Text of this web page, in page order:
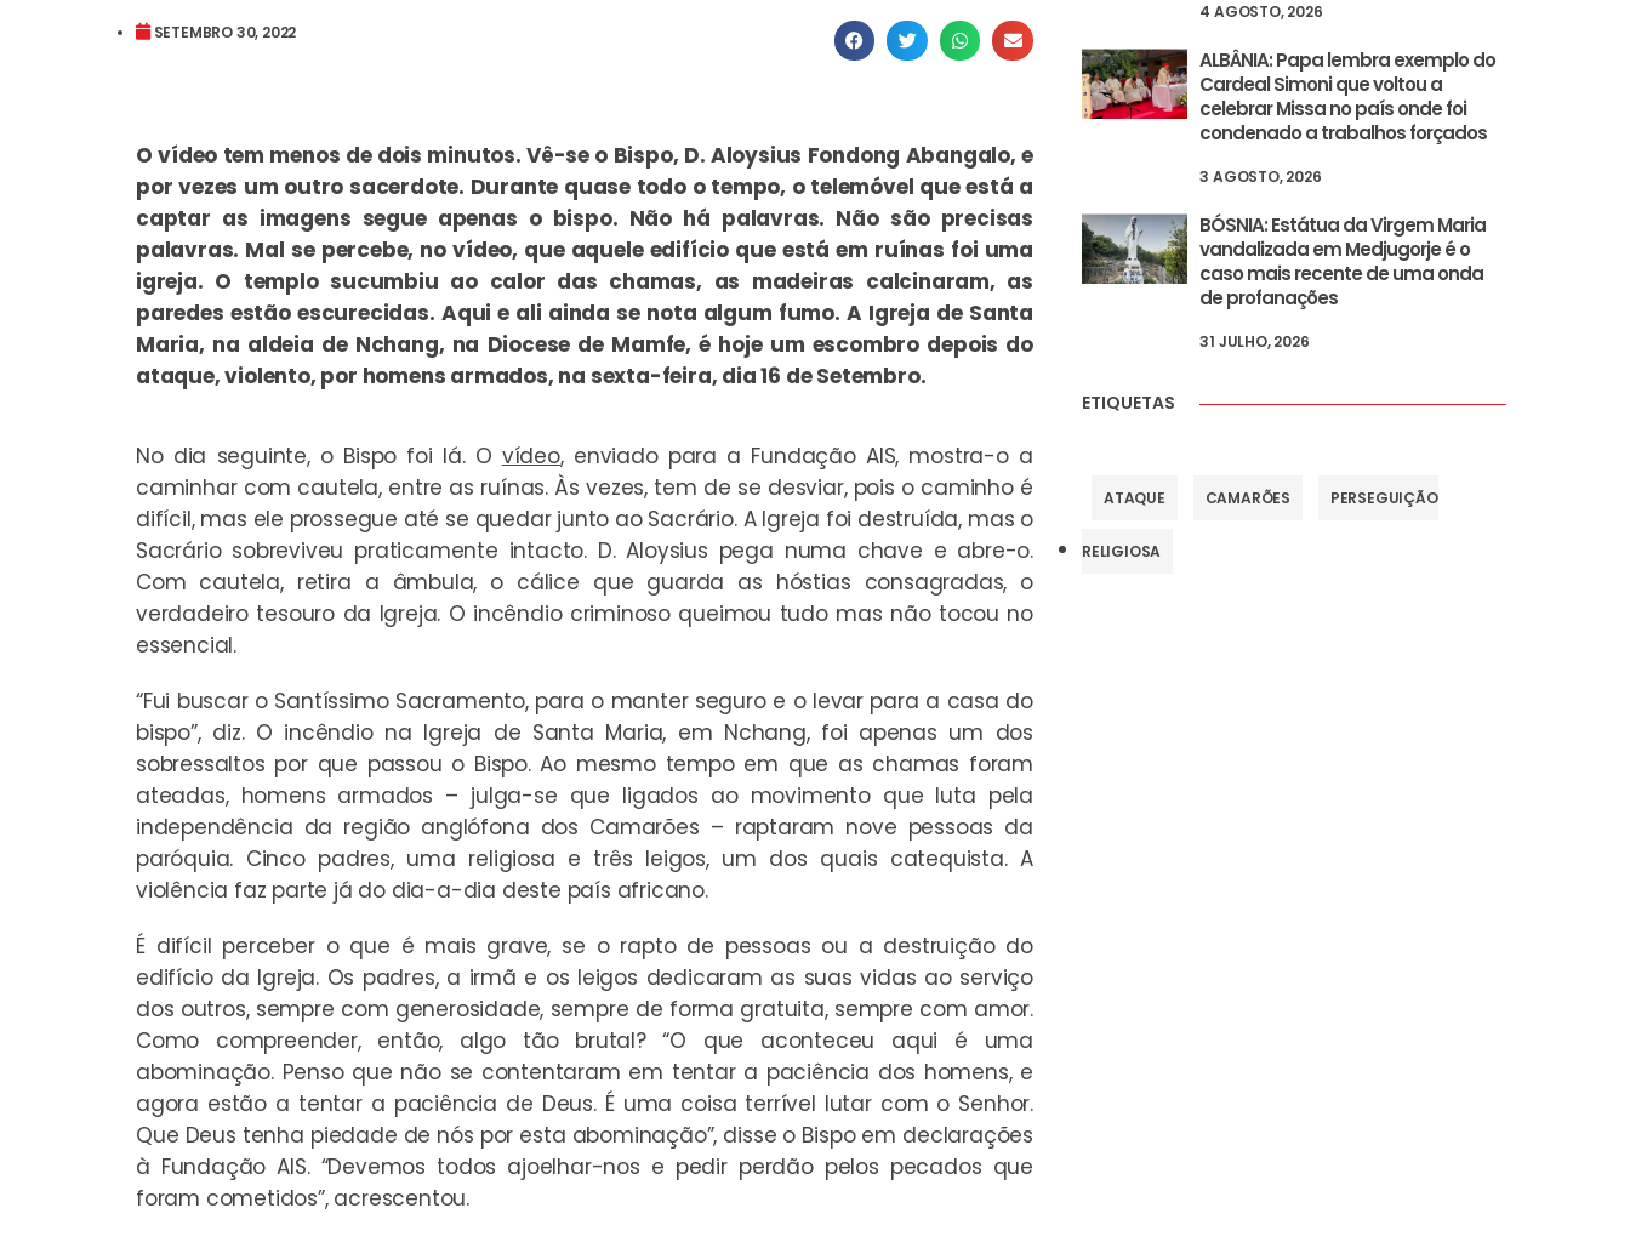
SETEMBRO 30, 2022
O vídeo tem menos de dois minutos. Vê-se o Bispo, D. Aloysius Fondong Abangalo, e
por vezes um outro sacerdote. Durante quase todo o tempo, o telemóvel que está a
captar as imagens segue apenas o bispo. Não há palavras. Não são precisas
palavras. Mal se percebe, no vídeo, que aquele edifício que está em ruínas foi uma
igreja. O templo sucumbiu ao calor das chamas, as madeiras calcinaram, as
paredes estão escurecidas. Aqui e ali ainda se nota algum fumo. A Igreja de Santa
Maria, na aldeia de Nchang, na Diocese de Mamfe, é hoje um escombro depois do
ataque, violento, por homens armados, na sexta-feira, dia 16 de Setembro.
No dia seguinte, o Bispo foi lá. O vídeo, enviado para a Fundação AIS, mostra-o a
caminhar com cautela, entre as ruínas. Às vezes, tem de se desviar, pois o caminho é
difícil, mas ele prossegue até se quedar junto ao Sacrário. A Igreja foi destruída, mas o
Sacrário sobreviveu praticamente intacto. D. Aloysius pega numa chave e abre-o.
Com cautela, retira a âmbula, o cálice que guarda as hóstias consagradas, o
verdadeiro tesouro da Igreja. O incêndio criminoso queimou tudo mas não tocou no
essencial.
“Fui buscar o Santíssimo Sacramento, para o manter seguro e o levar para a casa do
bispo”, diz. O incêndio na Igreja de Santa Maria, em Nchang, foi apenas um dos
sobressaltos por que passou o Bispo. Ao mesmo tempo em que as chamas foram
ateadas, homens armados – julga-se que ligados ao movimento que luta pela
independência da região anglófona dos Camarões – raptaram nove pessoas da
paróquia. Cinco padres, uma religiosa e três leigos, um dos quais catequista. A
violência faz parte já do dia-a-dia deste país africano.
É difícil perceber o que é mais grave, se o rapto de pessoas ou a destruição do
edifício da Igreja. Os padres, a irmã e os leigos dedicaram as suas vidas ao serviço
dos outros, sempre com generosidade, sempre de forma gratuita, sempre com amor.
Como compreender, então, algo tão brutal? “O que aconteceu aqui é uma
abominação. Penso que não se contentaram em tentar a paciência dos homens, e
agora estão a tentar a paciência de Deus. É uma coisa terrível lutar com o Senhor.
Que Deus tenha piedade de nós por esta abominação”, disse o Bispo em declarações
à Fundação AIS. “Devemos todos ajoelhar-nos e pedir perdão pelos pecados que
foram cometidos”, acrescentou.
4 AGOSTO, 2026
ALBÂNIA: Papa lembra exemplo do
Cardeal Simoni que voltou a
celebrar Missa no país onde foi
condenado a trabalhos forçados
3 AGOSTO, 2026
BÓSNIA: Estátua da Virgem Maria
vandalizada em Medjugorje é o
caso mais recente de uma onda
de profanações
31 JULHO, 2026
ETIQUETAS
ATAQUE CAMARÕES PERSEGUIÇÃO
RELIGIOSA